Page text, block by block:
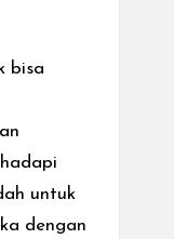
bisa
untuk
dengan